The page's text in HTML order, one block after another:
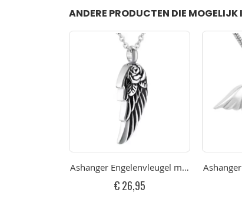
ANDERE PRODUCTEN DIE
Ashanger Engelenvleugel met Roos RVS
€ 26,95